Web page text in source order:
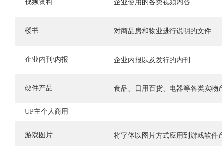
视频资料 企业使用的各类视频内容
楼书 对商品房和物业进行说明的文件
企业内刊\内报 企业内报以及发行的内刊
硬件产品 食品、日用百货、电器等各类实物
UP主个人商用
游戏图片 将字体以图片方式应用到游戏软件